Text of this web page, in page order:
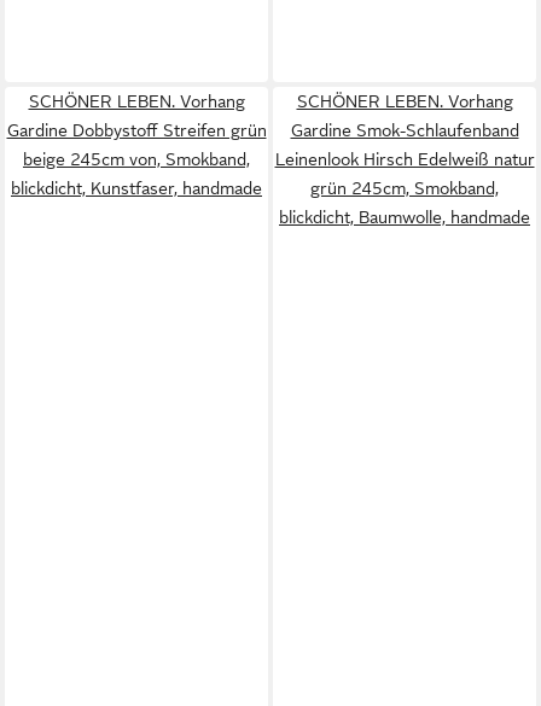
SCHÖNER LEBEN. Vorhang
Gardine Dobbystoff Streifen grün
beige 245cm von, Smokband,
blickdicht, Kunstfaser, handmade
SCHÖNER LEBEN. Vorhang
Gardine Smok-Schlaufenband
Leinenlook Hirsch Edelweiß natur
grün 245cm, Smokband,
blickdicht, Baumwolle, handmade